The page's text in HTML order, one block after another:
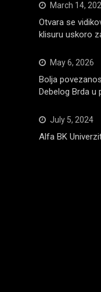
March 14,
Otvara se
klisuru uskoro
May 6, 2026
Bolja
Debelog Brda u
July 5, 2024
Alfa BK